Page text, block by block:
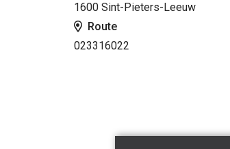
1600 Sint-Pieters-Leeuw
Route
023316022